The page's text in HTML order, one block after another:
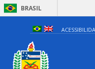
BRASIL